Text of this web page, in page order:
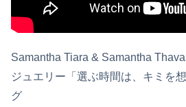
Samantha Tiara & Samantha
ジュエリー「選ぶ時間は、キミを
グ